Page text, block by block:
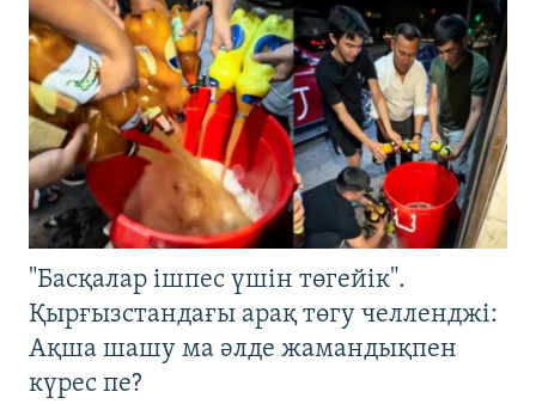
"Басқалар ішпес үшін төгейік".
Қырғызстандағы арақ төгу челленджі:
Ақша шашу ма әлде жамандықпен
күрес пе?